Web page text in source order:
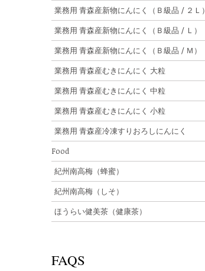
業務用 青森産新物にんにく（Ｂ級品 / ２Ｌ）
業務用 青森産新物にんにく（Ｂ級品 / Ｌ）
業務用 青森産新物にんにく（Ｂ級品 / Ｍ）
業務用 青森産むきにんにく 大粒
業務用 青森産むきにんにく 中粒
業務用 青森産むきにんにく 小粒
業務用 青森産冷凍すりおろしにんにく
Food
紀州南高梅（蜂蜜）
紀州南高梅（しそ）
ほうらい健美茶（健康茶）
FAQS